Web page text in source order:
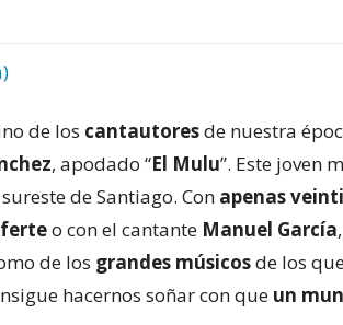
de los cantautoresde nuestra
, apodado “El Mulu”. Este joven
de Santiago. Con apenas
o con el cantante Manuel García
de los grandes músicosde los
hacernos soñar con que un